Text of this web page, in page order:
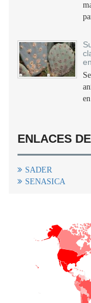
en
ENLACES
SADER
SENASICA